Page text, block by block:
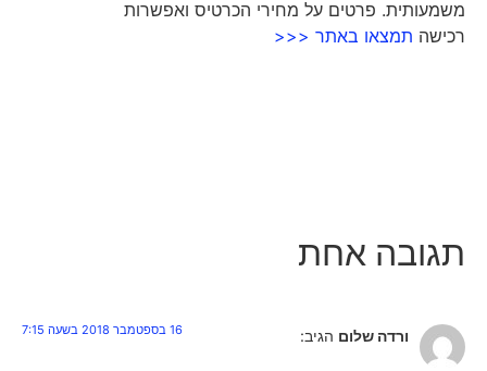
משמעותית. פרטים על מחירי הכרטיס ואפשרות
רכישהתמצאו באתר <<<
תגובה אחת
ורדה שלום הגיב: